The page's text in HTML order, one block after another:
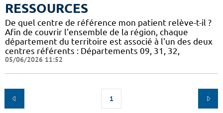
RESSOURCES
De quel centre de référence mon patient relève-t-il ?
Afin de couvrir l'ensemble de la région, chaque
département du territoire est associé à l'un des deux
centres référents : Départements 09, 31, 32,
05/06/2026 11:52
1